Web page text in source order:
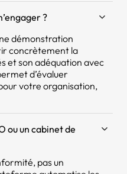
?
démonstration
concrètement la
et son adéquation avec
d’évaluer
votre organisation,
ou un cabinet de
pas un